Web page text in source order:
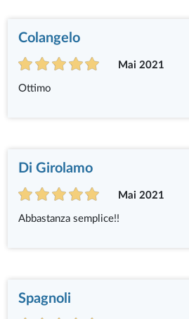
Colangelo
Mai 2021
Ottimo
Di Girolamo
Mai 2021
Abbastanza semplice!!
Spagnoli